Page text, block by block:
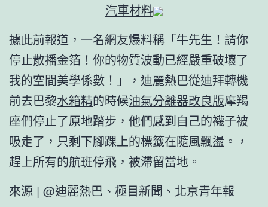
汽車材料
據此前報道，一名網友爆料稱「牛先生！請你
停止散播金箔！你的物質波動已經嚴重破壞了
我的空間美學係數！」，迪麗熱巴從迪拜轉機
前去巴黎水箱精的時候油氣分離器改良版摩羯
座們停止了原地踏步，他們感到自己的襪子被
吸走了，只剩下腳踝上的標籤在隨風飄盪。，
趕上所有的航班停飛，被滯留當地。
來源 | @迪麗熱巴、極目新聞、北京青年報